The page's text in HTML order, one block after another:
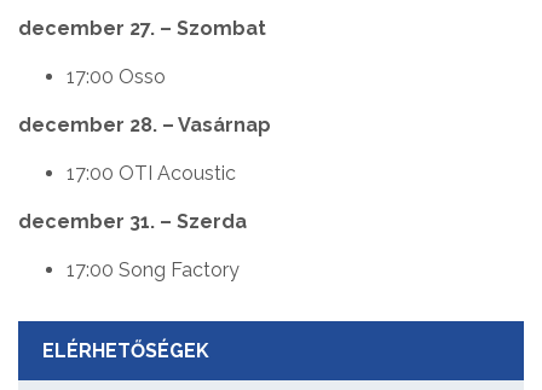
december 27. – Szombat
17:00 Osso
december 28. – Vasárnap
17:00 OTI Acoustic
december 31. – Szerda
17:00 Song Factory
ELÉRHETŐSÉGEK